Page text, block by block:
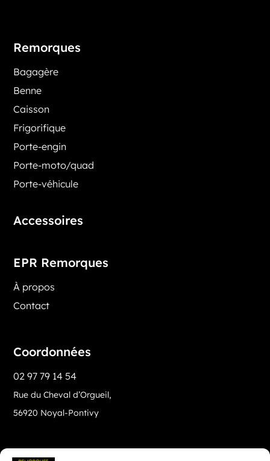
Remorques
Bagagère
Benne
Caisson
Frigorifique
Porte-engin
Porte-moto/quad
Porte-véhicule
Accessoires
EPR Remorques
À propos
Contact
Coordonnées
02 97 79 14 54
Rue du Cheval d’Orgueil,
56920 Noyal-Pontivy